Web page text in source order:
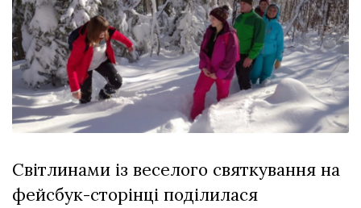
XIX
Спартакіада
VolWe...
29 Липня 2026
608 переглядів
Всі розділи
Персона
Афіша
ZONE 18+
Світлинами із веселого святкування на
фейсбук-сторінці поділилася